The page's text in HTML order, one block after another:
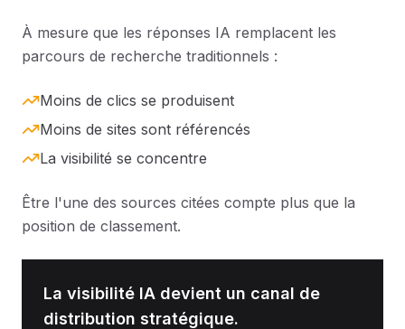
À mesure que les réponses IA remplacent les
parcours de recherche traditionnels :
Moins de clics se produisent
Moins de sites sont référencés
La visibilité se concentre
Être l'une des sources citées compte plus que la
position de classement.
La visibilité IA devient un canal de
distribution stratégique.